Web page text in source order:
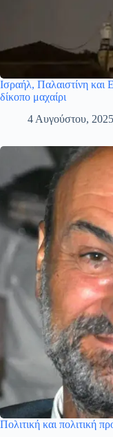
Ισραήλ, Παλαιστίνη και
δίκοπο μαχαίρι
4 Αυγούστου, 2025
Πολιτική και πολιτική